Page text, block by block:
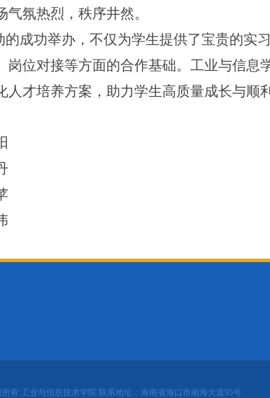
气氛热烈，秩序井然。
的成功举办，不仅为学生提供了宝贵的实
岗位对接等方面的合作基础。工业与信息
人才培养方案，助力学生高质量成长与顺
所有:工业与信息技术学院 联系地址：海南省海口市南海大道95号